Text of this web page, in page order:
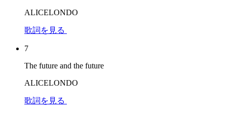
ALICELONDO
歌詞を見る
7
The future and the future
ALICELONDO
歌詞を見る